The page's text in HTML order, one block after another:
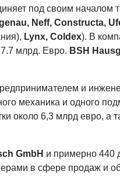
под своим началом
Neff, Constructa,
Lynx, Coldex). В
млрд. Евро. BSH
и
механика и одного
около 6,3 млрд евро, а
GmbH и примерно 440
в сфере продаж и